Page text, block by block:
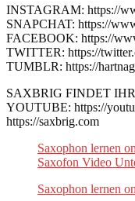
INSTAGRAM: https://
SNAPCHAT: https://
FACEBOOK: https://
TWITTER: https://
TUMBLR: https://
SAXBRIG FINDET
YOUTUBE: https://
https://saxbrig.com
Saxophon lernen
Saxofon Video
Saxophon lernen